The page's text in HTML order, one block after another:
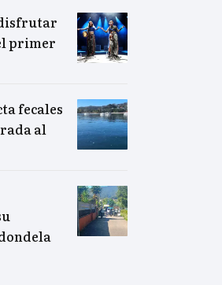
primer
fecales
al